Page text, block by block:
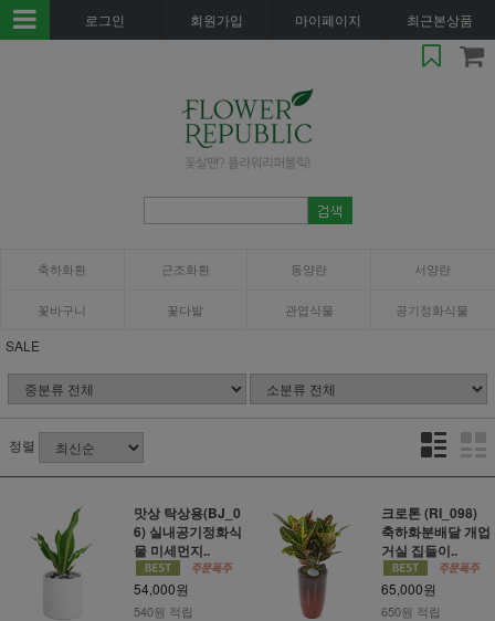
로그인 회원가입 마이페이지 최근본상품
축하화환 근조화환 동양란 서양란
꽃바구니 꽃다발 관엽식물 공기정화식물
SALE
정렬
맛상 탁상용(BJ_0
6) 실내공기정화식
물 미세먼지..
54,000원
540원 적립
크로톤 (RI_098)
축하화분배달 개업
거실 집들이..
65,000원
650원 적립